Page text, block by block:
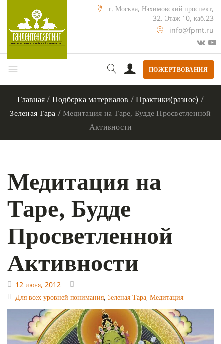
г. Москва, Нахимовский проспект,
32. Этаж 10, каб.23
info@fpmt.ru
ПОЖЕРТВОВАНИЯ
Главная/ Подборка материалов /Практики(разное) /
Зеленая Тара /Медитация на Таре, Будде Просветленной
Активности
Медитация на
Таре, Будде
Просветленной
Активности
12 июня, 2012
Для всех уровней понимания, Зеленая Тара, Медитация